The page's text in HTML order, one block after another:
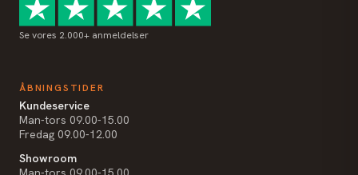
Se vores 2.000+ anmeldelser
ÅBNINGSTIDER
Kundeservice
Man-tors 09.00-15.00
Fredag 09.00-12.00
Showroom